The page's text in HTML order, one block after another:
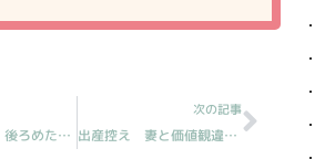
事故で大けが 後ろめたい気持ち［読売新聞人生案内］
次の記事
出産控え 妻と価値観違い不安［読売新聞人生案内］
Next